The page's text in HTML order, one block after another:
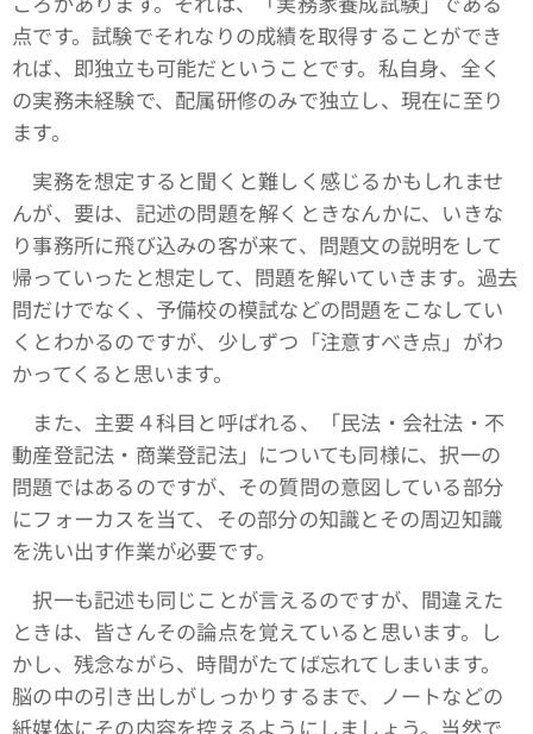
点です。試験でそれなりの成績を取得することができ
れば、即独立も可能だということです。私自身、全く
の実務未経験で、配属研修のみで独立し、現在に至り
ます。
実務を想定すると聞くと難しく感じるかもしれませ
んが、要は、記述の問題を解くときなんかに、いきな
り事務所に飛び込みの客が来て、問題文の説明をして
帰っていったと想定して、問題を解いていきます。過去
問だけでなく、予備校の模試などの問題をこなしてい
くとわかるのですが、少しずつ「注意すべき点」がわ
かってくると思います。
また、主要４科目と呼ばれる、「民法・会社法・不
動産登記法・商業登記法」についても同様に、択一の
問題ではあるのですが、その質問の意図している部分
にフォーカスを当て、その部分の知識とその周辺知識
を洗い出す作業が必要です。
択一も記述も同じことが言えるのですが、間違えた
ときは、皆さんその論点を覚えていると思います。し
かし、残念ながら、時間がたてば忘れてしまいます。
脳の中の引き出しがしっかりするまで、ノートなどの
紙媒体にその内容を控えるようにしましょう。当然で